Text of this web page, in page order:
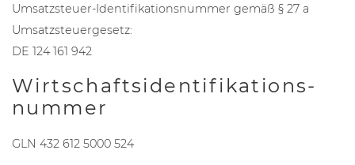
Umsatzsteuer-Identifikationsnummer gemäß § 27 a
Umsatzsteuergesetz:
DE 124 161 942
Wirtschafts­identifikations­
nummer
GLN 432 612 5000 524